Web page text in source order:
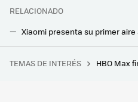
RELACIONADO
TEMAS DE INTERÉS HBO Max